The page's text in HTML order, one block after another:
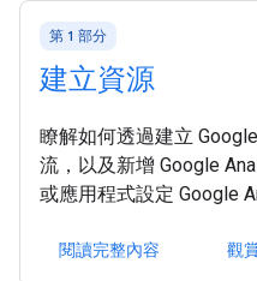
第 1 部分
建立資源
瞭解如何透過建立
流，以及新增 Google
或應用程式設定 Google
閱讀完整內容 觀